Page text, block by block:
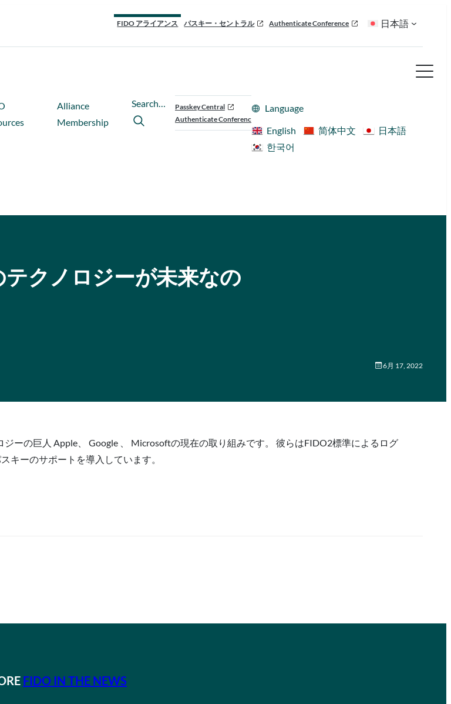
FIDO アライアンス パスキー・セントラル Authenticate Conference 日本語
Alliance
Membership
Search…
Passkey Central
Authenticate Conference
Language
English
简体中文
日本語
한국어
クノロジーが未来なの
6月 17, 2022
ーの巨人 Apple、 Google 、 Microsoftの現在の取り組みです。 彼らはFIDO2標準によるログ
キーのサポートを導入しています。
FIDO IN THE NEWS